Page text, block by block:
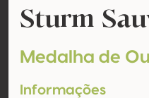
Sturm
Medalha de
Informações